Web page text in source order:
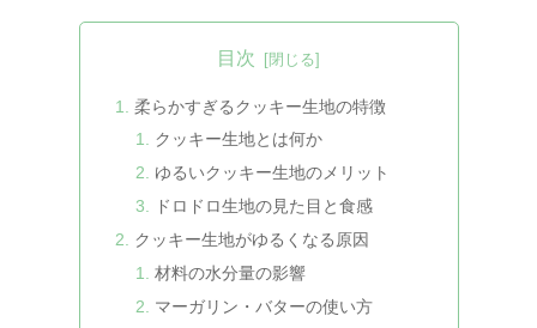
目次
柔らかすぎるクッキー生地の特徴
クッキー生地とは何か
ゆるいクッキー生地のメリット
ドロドロ生地の見た目と食感
クッキー生地がゆるくなる原因
材料の水分量の影響
マーガリン・バターの使い方